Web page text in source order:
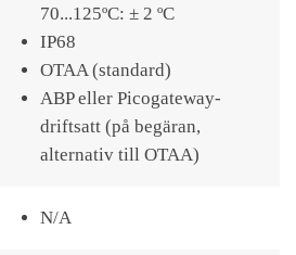
70...125ºC: ± 2 ºC
IP68
OTAA (standard)
ABP eller Picogateway-
driftsatt (på begäran,
alternativ till OTAA)
N/A